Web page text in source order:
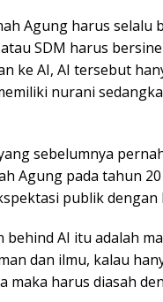
Agung harus
SDM harus
ke AI, AI tersebut
nurani
sebelumnya
Agung pada tahun
publik
behind AI itu adalah
dan ilmu, kalau
maka harus diasah